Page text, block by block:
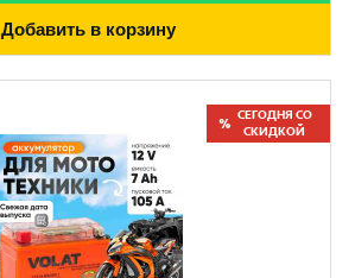
Добавить в корзину
СЕГОДНЯ СО
СКИДКОЙ